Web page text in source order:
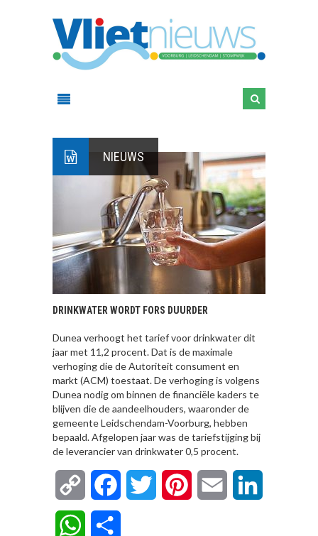
NIEUWS
DRINKWATER WORDT FORS DUURDER
Dunea verhoogt het tarief voor drinkwater dit
jaar met 11,2 procent. Dat is de maximale
verhoging die de Autoriteit consument en
markt (ACM) toestaat. De verhoging is volgens
Dunea nodig om binnen de financiële kaders te
blijven die de aandeelhouders, waaronder de
gemeente Leidschendam-Voorburg, hebben
bepaald. Afgelopen jaar was de tariefstijging bij
de leverancier van drinkwater 0,5 procent.
Copy
Link
FacebookTwitter Pinterest Email
WhatsApp